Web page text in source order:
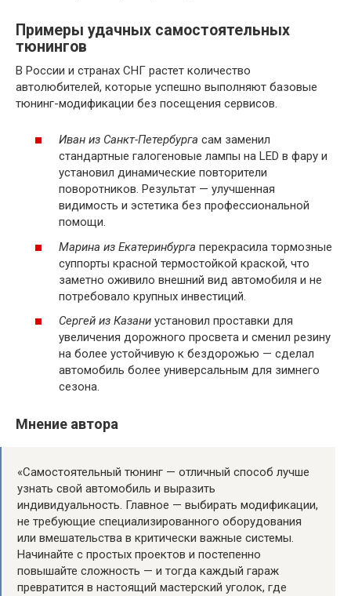
Примеры удачных самостоятельных
тюнингов
В России и странах СНГ растет количество
автолюбителей, которые успешно выполняют базовые
тюнинг-модификации без посещения сервисов.
Иван из Санкт-Петербурга сам заменил
стандартные галогеновые лампы на LED в фару и
установил динамические повторители
поворотников. Результат — улучшенная
видимость и эстетика без профессиональной
помощи.
Марина из Екатеринбурга перекрасила тормозные
суппорты красной термостойкой краской, что
заметно оживило внешний вид автомобиля и не
потребовало крупных инвестиций.
Сергей из Казани установил проставки для
увеличения дорожного просвета и сменил резину
на более устойчивую к бездорожью — сделал
автомобиль более универсальным для зимнего
сезона.
Мнение автора
«Самостоятельный тюнинг — отличный способ лучше
узнать свой автомобиль и выразить
индивидуальность. Главное — выбирать модификации,
не требующие специализированного оборудования
или вмешательства в критически важные системы.
Начинайте с простых проектов и постепенно
повышайте сложность — и тогда каждый гараж
превратится в настоящий мастерский уголок, где